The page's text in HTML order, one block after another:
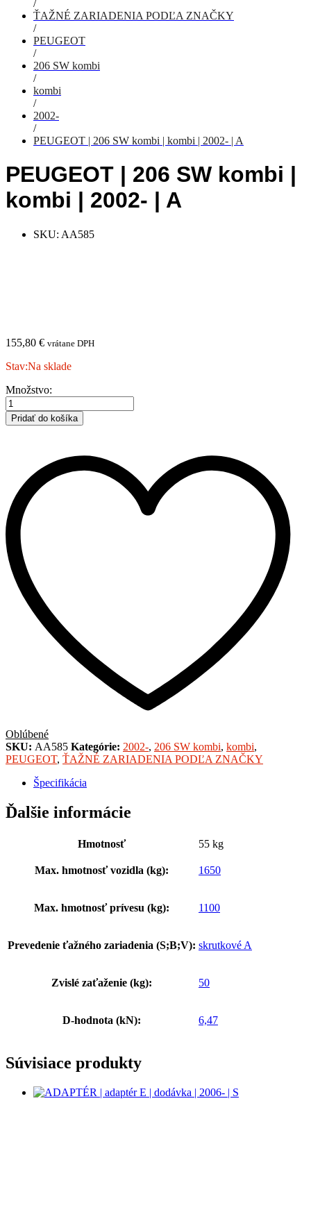
/
ŤAŽNÉ ZARIADENIA PODĽA ZNAČKY
/
PEUGEOT
/
206 SW kombi
/
kombi
/
2002-
/
PEUGEOT | 206 SW kombi | kombi | 2002- | A
PEUGEOT | 206 SW kombi |
kombi | 2002- | A
SKU: AA585
155,80 € vrátane DPH
Stav:Na sklade
PEUGEOT
206
SW
2002-
A
množstvo
Množstvo:
Pridať do košíka
Oblúbené
SKU: AA585 Kategórie: 2002-, 206 SW kombi, kombi,
PEUGEOT, ŤAŽNÉ ZARIADENIA PODĽA ZNAČKY
Špecifikácia
Ďalšie informácie
Hmotnosť 55 kg
Max. hmotnosť vozidla (kg): 1650
Max. hmotnosť prívesu (kg): 1100
Prevedenie ťažného zariadenia (S;B;V): skrutkové A
Zvislé zaťaženie (kg): 50
D-hodnota (kN): 6,47
Súvisiace produkty